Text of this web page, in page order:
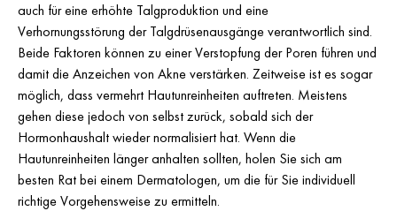
auch für eine erhöhte Talgproduktion und eine
Verhornungsstörung der Talgdrüsenausgänge verantwortlich sind.
Beide Faktoren können zu einer Verstopfung der Poren führen und
damit die Anzeichen von Akne verstärken. Zeitweise ist es sogar
möglich, dass vermehrt Hautunreinheiten auftreten. Meistens
gehen diese jedoch von selbst zurück, sobald sich der
Hormonhaushalt wieder normalisiert hat. Wenn die
Hautunreinheiten länger anhalten sollten, holen Sie sich am
besten Rat bei einem Dermatologen, um die für Sie individuell
richtige Vorgehensweise zu ermitteln.